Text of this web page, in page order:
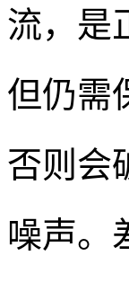
流，是
但仍需
否则会
噪声。